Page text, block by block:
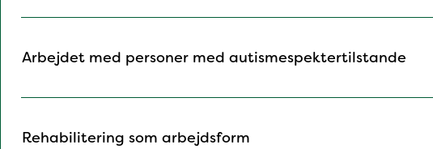
Arbejdet med personer med autismespektertilstande
Rehabilitering som arbejdsform